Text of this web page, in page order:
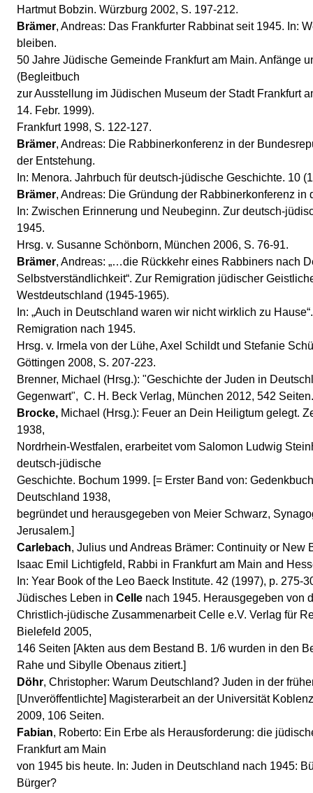
Hartmut Bobzin. Würzburg 2002, S. 197-212.
Brämer, Andreas: Das Frankfurter Rabbinat seit 1945. In:
bleiben.
50 Jahre Jüdische Gemeinde Frankfurt am Main. Anfänge
(Begleitbuch
zur Ausstellung im Jüdischen Museum der Stadt Frankfurt
14. Febr. 1999).
Frankfurt 1998, S. 122-127.
Brämer, Andreas: Die Rabbinerkonferenz in der
der Entstehung.
In: Menora. Jahrbuch für deutsch-jüdische Geschichte. 10
Brämer, Andreas: Die Gründung der Rabbinerkonferenz in
In: Zwischen Erinnerung und Neubeginn. Zur deutsch-
1945.
Hrsg. v. Susanne Schönborn, München 2006, S. 76-91.
Brämer, Andreas: „…die Rückkehr eines Rabbiners nach
Selbstverständlichkeit“. Zur Remigration jüdischer
Westdeutschland (1945-1965).
In: „Auch in Deutschland waren wir nicht wirklich zu
Remigration nach 1945.
Hrsg. v. Irmela von der Lühe, Axel Schildt und Stefanie
Göttingen 2008, S. 207-223.
Brenner, Michael (Hrsg.): "Geschichte der Juden in
Gegenwart", C. H. Beck Verlag, München 2012, 542 Seiten.
Brocke, Michael (Hrsg.): Feuer an Dein Heiligtum gelegt.
1938,
Nordrhein-Westfalen, erarbeitet vom Salomon Ludwig
deutsch-jüdische
Geschichte. Bochum 1999. [= Erster Band von:
Deutschland 1938,
begründet und herausgegeben von Meier Schwarz,
Jerusalem.]
Carlebach, Julius und Andreas Brämer: Continuity or New
Isaac Emil Lichtigfeld, Rabbi in Frankfurt am Main and
In: Year Book of the Leo Baeck Institute. 42 (1997), p. 275-
Jüdisches Leben in Celle nach 1945. Herausgegeben von
Christlich-jüdische Zusammenarbeit Celle e.V. Verlag für
Bielefeld 2005,
146 Seiten [Akten aus dem Bestand B. 1/6 wurden in den
Rahe und Sibylle Obenaus zitiert.]
Döhr, Christopher: Warum Deutschland? Juden in der
[Unveröffentlichte] Magisterarbeit an der Universität
2009, 106 Seiten.
Fabian, Roberto: Ein Erbe als Herausforderung: die
Frankfurt am Main
von 1945 bis heute. In: Juden in Deutschland nach 1945:
Bürger?